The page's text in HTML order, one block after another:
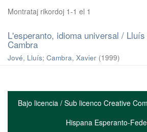
Montrataj rikordoj 1-1 el 1
L'esperanto, idioma universal /
Cambra
Jové, Lluís; Cambra, Xavier (1999)
Bajo licencia / Sub licenco Creative
Hispana Esperanto-